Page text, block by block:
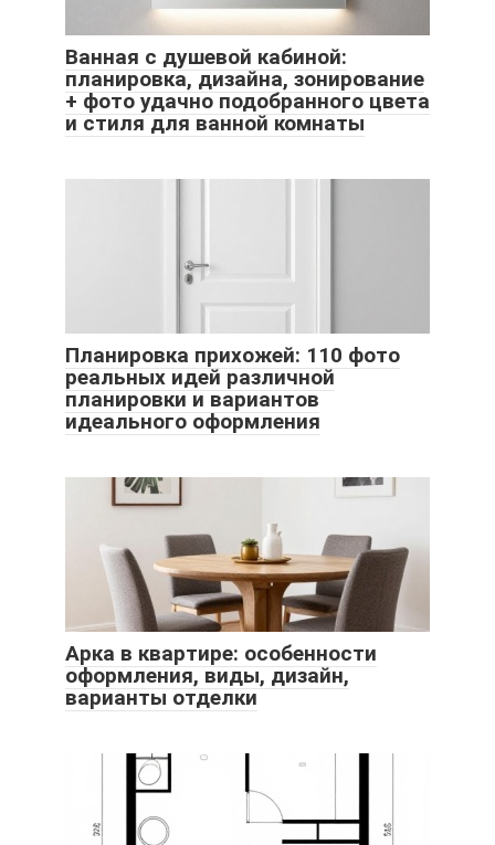
Ванная с душевой кабиной:
планировка, дизайна, зонирование
+ фото удачно подобранного цвета
и стиля для ванной комнаты
Планировка прихожей: 110 фото
реальных идей различной
планировки и вариантов
идеального оформления
Арка в квартире: особенности
оформления, виды, дизайн,
варианты отделки